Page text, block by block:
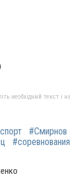
необхідний текст і
#Смирнов
#соревнования